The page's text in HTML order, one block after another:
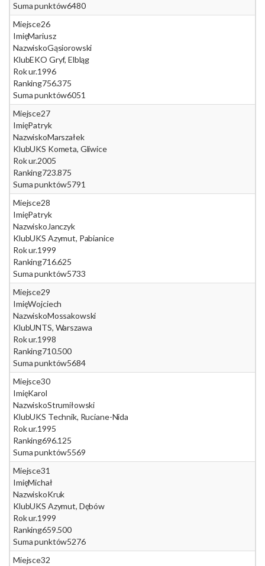
Suma punktów6480
Miejsce26
ImięMariusz
NazwiskoGąsiorowski
KlubEKO Gryf, Elbląg
Rok ur.1996
Ranking756.375
Suma punktów6051
Miejsce27
ImięPatryk
NazwiskoMarszałek
KlubUKS Kometa, Gliwice
Rok ur.2005
Ranking723.875
Suma punktów5791
Miejsce28
ImięPatryk
Nazwisko Janczyk
KlubUKS Azymut, Pabianice
Rok ur.1999
Ranking716.625
Suma punktów5733
Miejsce29
ImięWojciech
NazwiskoMossakowski
KlubUNTS, Warszawa
Rok ur.1998
Ranking710.500
Suma punktów5684
Miejsce30
ImięKarol
NazwiskoStrumiłowski
KlubUKS Technik, Ruciane-Nida
Rok ur.1995
Ranking696.125
Suma punktów5569
Miejsce31
ImięMichał
NazwiskoKruk
KlubUKS Azymut, Dębów
Rok ur.1999
Ranking659.500
Suma punktów5276
Miejsce32